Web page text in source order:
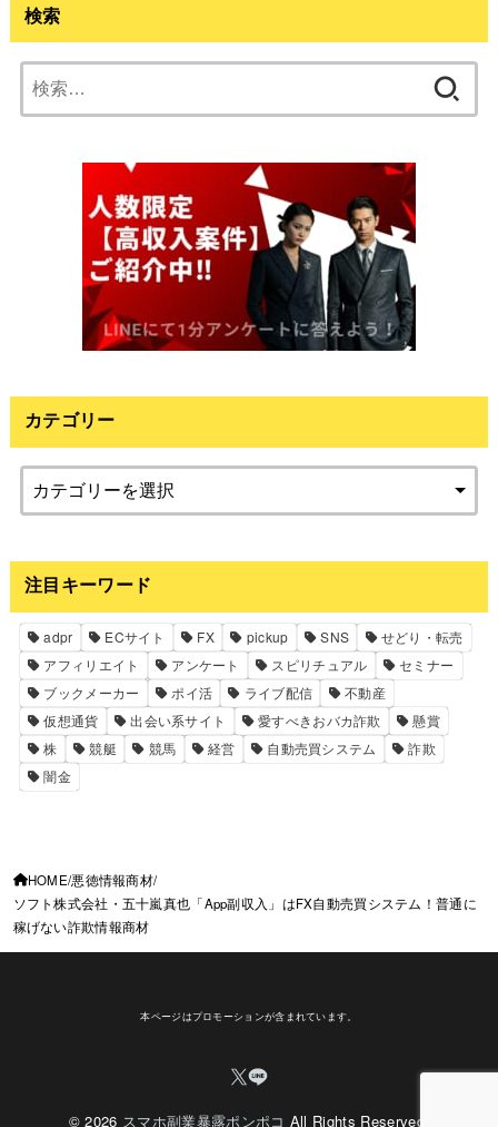
検索
索:
カテゴリー
注目キーワード
adpr ECサイト FX pickup SNS
せどり・転売
アフィリエイト
アンケート スピリチュアル
セミナー
ブックメーカー
ポイ活 ライブ配信
不動産
仮想通貨
出会い系サイト 愛すべきおバカ詐欺
懸賞
株
競艇 競馬 経営 自動売買システム
詐欺
闇金
HOME 悪徳情報商材
ソフト株式会社・五十嵐真也「App副収入」はFX自動売買システム！普通に
稼げない詐欺情報商材
本ページはプロモーションが含まれています。
© 2026 スマホ副業暴露ポンポコ All Rights Reserved.